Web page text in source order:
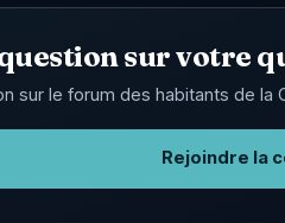
sur votre
sur le forum des habitants de la
Rejoindre la